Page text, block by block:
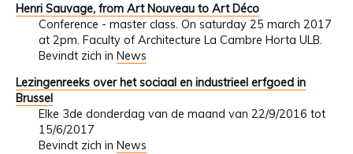
Henri Sauvage, from Art Nouveau to Art Déco
Conference - master class. On saturday 25 march 2017
at 2pm. Faculty of Architecture La Cambre Horta ULB.
Bevindt zich in News
Lezingenreeks over het sociaal en industrieel erfgoed in
Brussel
Elke 3de donderdag van de maand van 22/9/2016 tot
15/6/2017
Bevindt zich in News